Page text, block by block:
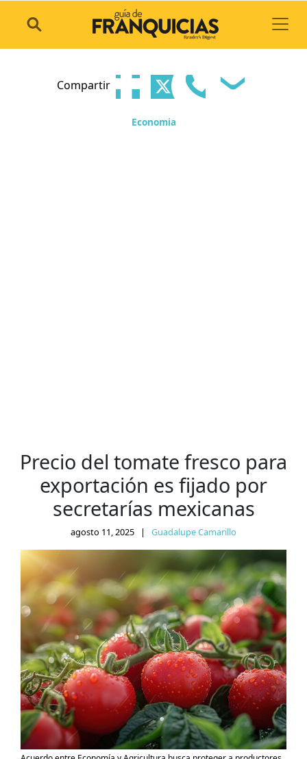
Compartir
Economia
Precio del tomate fresco para
exportación es fijado por
secretarías mexicanas
agosto 11, 2025 | Guadalupe Camarillo